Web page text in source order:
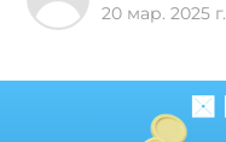
20 мар. 2025 г.